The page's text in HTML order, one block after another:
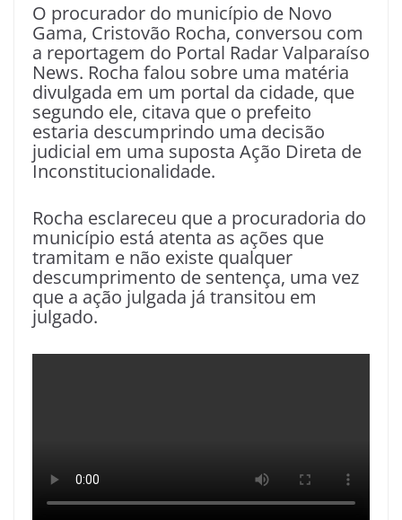
O procurador do município de Novo
Gama, Cristovão Rocha, conversou com
a reportagem do Portal Radar Valparaíso
News. Rocha falou sobre uma matéria
divulgada em um portal da cidade, que
segundo ele, citava que o prefeito
estaria descumprindo uma decisão
judicial em uma suposta Ação Direta de
Inconstitucionalidade.
Rocha esclareceu que a procuradoria do
município está atenta as ações que
tramitam e não existe qualquer
descumprimento de sentença, uma vez
que a ação julgada já transitou em
julgado.